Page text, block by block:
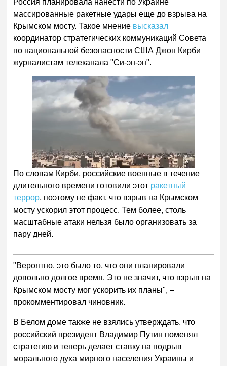
массированные ракетные удары еще до взрыва на
Крымском мосту. Такое мнение высказал
координатор стратегических коммуникаций Совета
по национальной безопасности США Джон Кирби
журналистам телеканала "Си-эн-эн".
По словам Кирби, российские военные в течение
длительного времени готовили этот ракетный
террор, поэтому не факт, что взрыв на Крымском
мосту ускорил этот процесс. Тем более, столь
масштабные атаки нельзя было организовать за
пару дней.
"Вероятно, это было то, что они планировали
довольно долгое время. Это не значит, что взрыв на
Крымском мосту мог ускорить их планы", –
прокомментировал чиновник.
В Белом доме также не взялись утверждать, что
российский президент Владимир Путин поменял
стратегию и теперь делает ставку на подрыв
морального духа мирного населения Украины и